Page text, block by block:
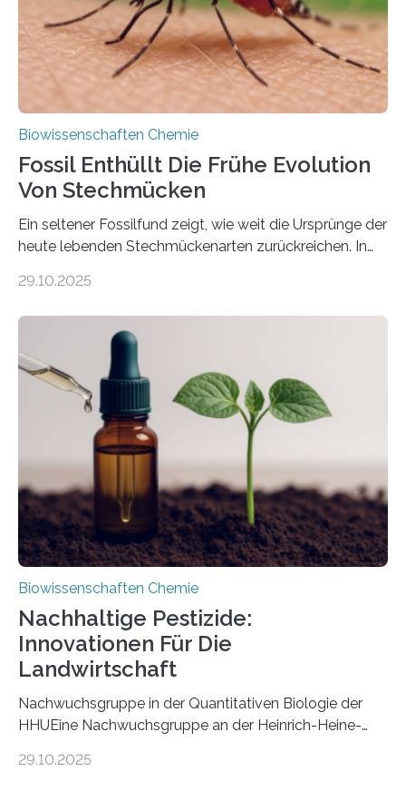
mit scheibenförmiger Gestalt. Was auffällig ist: Die
nächsten…
Biowissenschaften Chemie
Fossil Enthüllt Die Frühe Evolution
Von Stechmücken
Ein seltener Fossilfund zeigt, wie weit die Ursprünge der
heute lebenden Stechmückenarten zurückreichen. In
Forschende die bisher älteste bekannte Stechmücken-
Region Kachin in Myanmar und hat sich in
ausgezeichnetem Zustand erhalten. Es konnte als neue
Art einer neuen Gattung beschrieben werden und trägt
nun den Namen Cretosabethes primaevus. Dieser erste
fossile Nachweis einer Stechmückenlarve in Bernstein
stellt gleichzeitig den ersten Fossilfund einer
Mückenlarve aus dem Mesozoikum dar, denn…
29.10.2025
Biowissenschaften Chemie
Nachhaltige Pestizide:
Innovationen Für Die
Landwirtschaft
Nachwuchsgruppe in der Quantitativen Biologie der
HHUEine Nachwuchsgruppe an der Heinrich-Heine-
fünf Jahren erforschen, wie Bakterien auf
29.10.2025